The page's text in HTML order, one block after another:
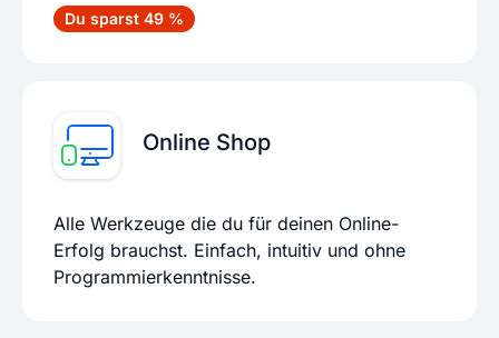
Du sparst 49 %
Online Shop
Alle Werkzeuge die du für deinen Online-
Erfolg brauchst. Einfach, intuitiv und ohne
Programmierkenntnisse.